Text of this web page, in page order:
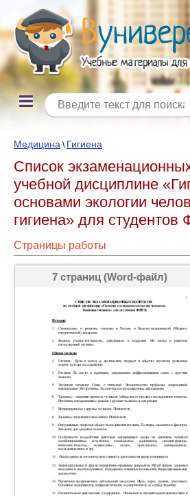
Медицина \ Гигиена
Список
учебной дисциплине
основами экологии
гигиена» для студентов
Страницы работы
7 страниц (Word-файл)